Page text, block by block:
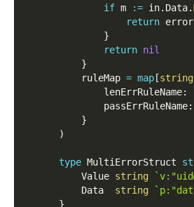
if m := in. Data.
return
}
return nil
}
          ruleMap
= map[string
              lenErrRuleName
:
              passErrRuleName
:
}
)
type MultiErrorStruct
          Value
string
          Data
string
}